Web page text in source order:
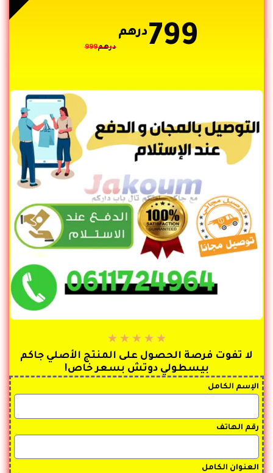
درهم999
درهم799
★
★
★
★
★
لا تفوت فرصة الحصول على المنتج الأصلي جاكم
بيسطولي دوتش بسعر خاص!
الإسم الكامل
رقم الهاتف
العنوان الكامل